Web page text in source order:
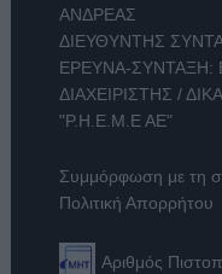
ΑΝΔΡΕΑΣ
ΔΙΕΥΘΥΝΤΗΣ
ΕΡΕΥΝΑ-ΣΥΝΤΑΞΗ:
ΔΙΑΧΕΙΡΙΣΤΗΣ /
"Ρ.Η.Ε.Μ.Ε ΑΕ"
Συμμόρφωση με τη
Πολιτική Απορρήτου
Αριθμός